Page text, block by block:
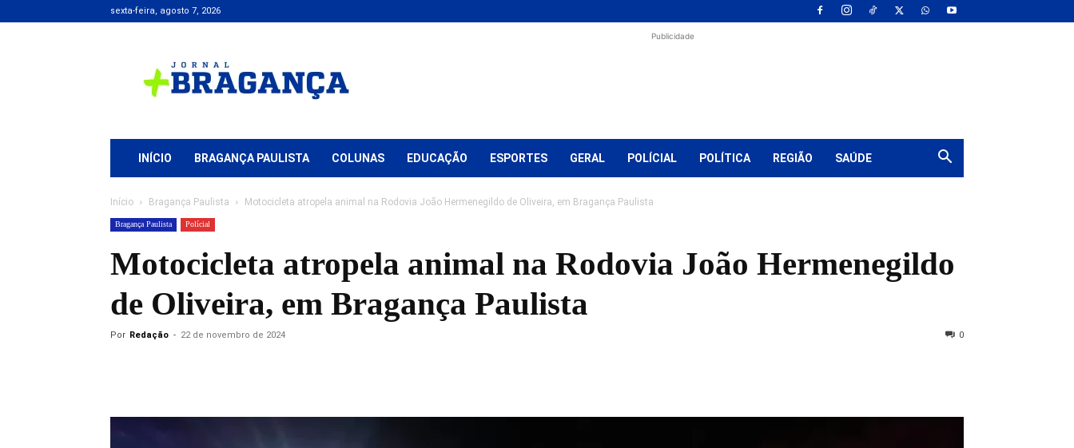
sexta-feira, agosto 7, 2026
+
Bragança
Publicidade
INÍCIO BRAGANÇA PAULISTA COLUNAS EDUCAÇÃO ESPORTES GERAL POLÍCIAL POLÍTICA REGIÃO SAÚDE
Início Bragança Paulista Motocicleta atropela animal na Rodovia João Hermenegildo de Oliveira, em Bragança Paulista
Bragança Paulista Polícial
Motocicleta atropela animal na Rodovia João Hermenegildo
de Oliveira, em Bragança Paulista
Por Redação - 22 de novembro de 2024 0